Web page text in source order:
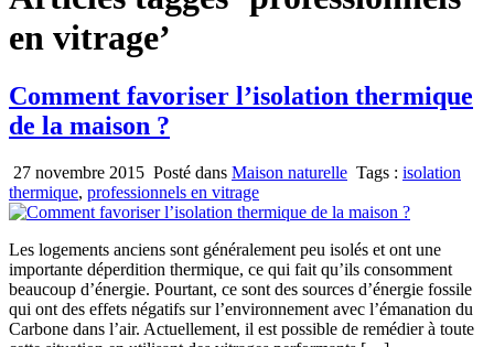
en vitrage’
Comment favoriser l’isolation thermique
de la maison ?
27 novembre 2015 Posté dans Maison naturelle Tags : isolation
thermique, professionnels en vitrage
Les logements anciens sont généralement peu isolés et ont une
importante déperdition thermique, ce qui fait qu’ils consomment
beaucoup d’énergie. Pourtant, ce sont des sources d’énergie fossile
qui ont des effets négatifs sur l’environnement avec l’émanation du
Carbone dans l’air. Actuellement, il est possible de remédier à toute